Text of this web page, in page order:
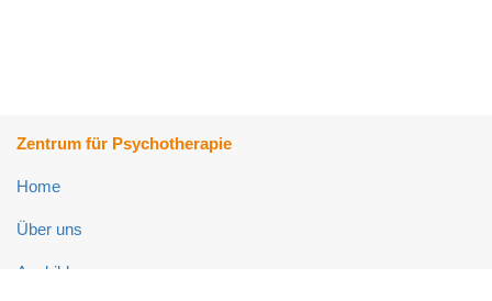
Zentrum für Psychotherapie
Home
Über uns
Ausbildung